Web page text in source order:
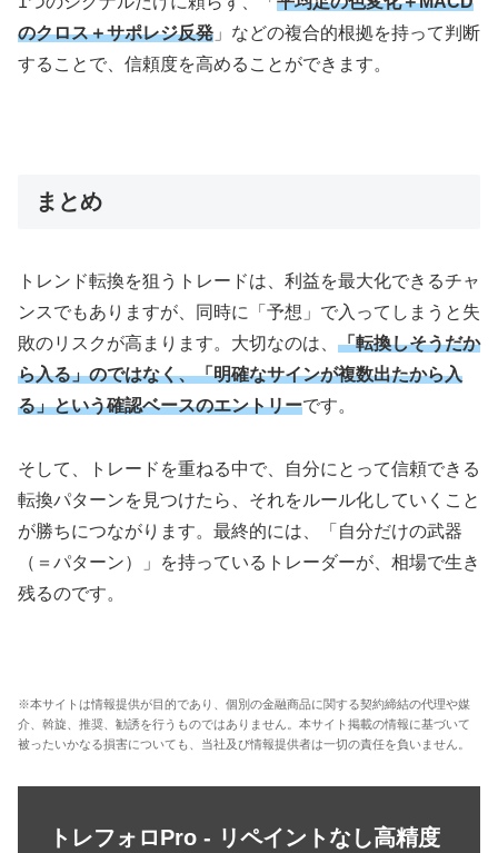
のクロス＋サポレジ反発 」などの複合的根拠を持って判断
することで、信頼度を高めることができます。
まとめ
トレンド転換を狙うトレードは、利益を最大化できるチャ
ンスでもありますが、同時に「予想」で入ってしまうと失
敗のリスクが高まります。大切なのは、 「転換しそうだか
ら入る」のではなく、「明確なサインが複数出たから入
る」という確認ベースのエントリーです。
そして、トレードを重ねる中で、自分にとって信頼できる
転換パターンを見つけたら、それをルール化していくこと
が勝ちにつながります。最終的には、「自分だけの武器
（＝パターン）」を持っているトレーダーが、相場で生き
残るのです。
※本サイトは情報提供が目的であり、個別の金融商品に関する契約締結の代理や媒
介、斡旋、推奨、勧誘を行うものではありません。本サイト掲載の情報に基づいて
被ったいかなる損害についても、当社及び情報提供者は一切の責任を負いません。
トレフォロPro - リペイントなし高精度